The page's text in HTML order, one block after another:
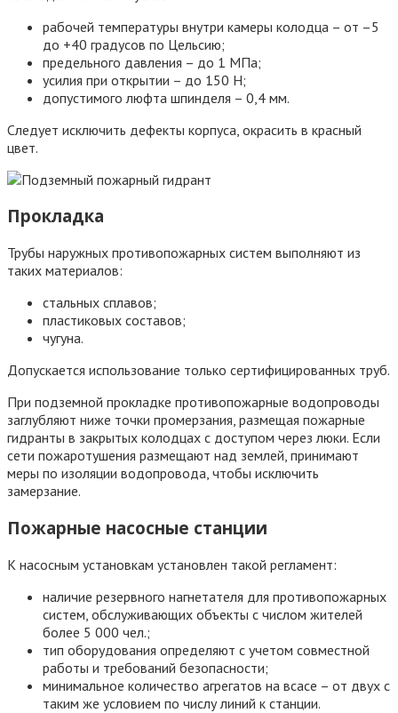
рабочей температуры внутри камеры колодца – от –5
до +40 градусов по Цельсию;
предельного давления – до 1 МПа;
усилия при открытии – до 150 Н;
допустимого люфта шпинделя – 0,4 мм.
Следует исключить дефекты корпуса, окрасить в красный
цвет.
Прокладка
Трубы наружных противопожарных систем выполняют из
таких материалов:
стальных сплавов;
пластиковых составов;
чугуна.
Допускается использование только сертифицированных труб.
При подземной прокладке противопожарные водопроводы
заглубляют ниже точки промерзания, размещая пожарные
гидранты в закрытых колодцах с доступом через люки. Если
сети пожаротушения размещают над землей, принимают
меры по изоляции водопровода, чтобы исключить
замерзание.
Пожарные насосные станции
К насосным установкам установлен такой регламент:
наличие резервного нагнетателя для противопожарных
систем, обслуживающих объекты с числом жителей
более 5 000 чел.;
тип оборудования определяют с учетом совместной
работы и требований безопасности;
минимальное количество агрегатов на всасе – от двух с
таким же условием по числу линий к станции.